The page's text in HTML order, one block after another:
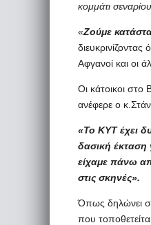
κομμάτι
«Ζούμε
Αφγανοί και οι
Οι κάτοικοι
ανέφερε ο
«Το ΚΥΤ έχει
δασική έκταση
είχαμε πάνω
στις σκηνές».
Όπως δηλώνει
που